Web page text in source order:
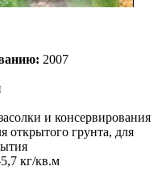
2007
и консервирования
открытого грунта, для
кг/кв.м